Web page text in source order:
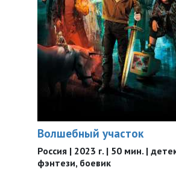
Волшебный участок
Россия | 2023 г. | 50 мин. |
фэнтези, боевик